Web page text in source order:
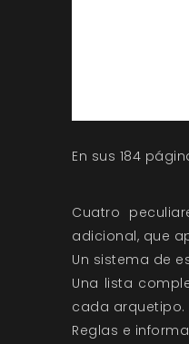
En sus 184
Cuatro
adicional, que
Un sistema de
Una lista
cada arquetipo.
Reglas e